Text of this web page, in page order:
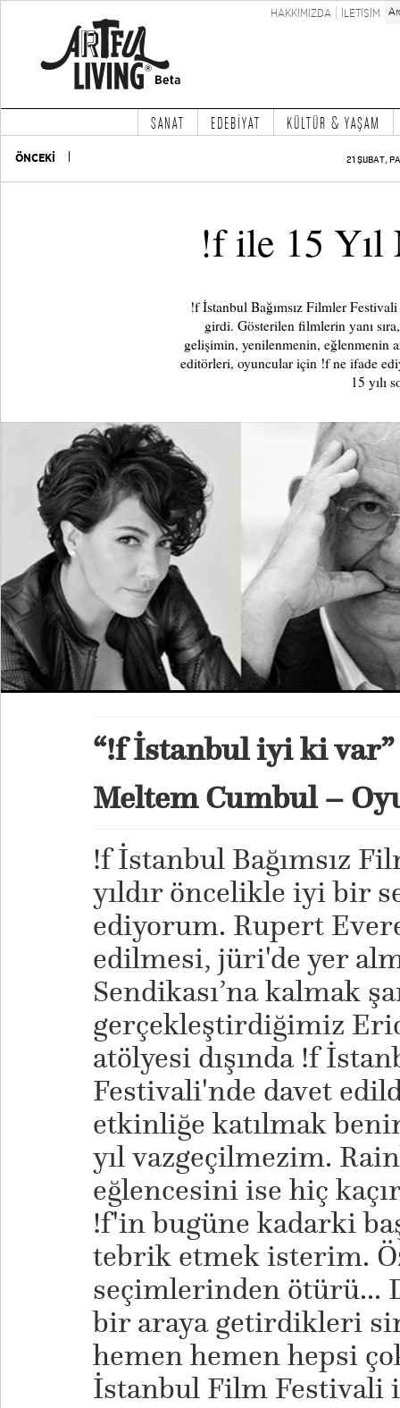
HAKKIMIZDA İLETİŞİM
SANAT EDEBİYAT KÜLTÜR & YAŞAM
ÖNCEKİ 21 ŞUBAT,
!f ile 15 Yıl
!f İstanbul Bağımsız Filmler
girdi. Gösterilen filmlerin yanı
gelişimin, yenilenmenin, eğlenmenin
editörleri, oyuncular için !f ne ifade
15 yılı
“!f İstanbul iyi ki var”
Meltem Cumbul –
!f İstanbul Bağımsız
yıldır öncelikle iyi bir
ediyorum. Rupert
edilmesi, jüri'de yer
Sendikası’na kalmak
gerçekleştirdiğimiz
atölyesi dışında !f
Festivali'nde davet
etkinliğe katılmak
yıl vazgeçilmezim.
eğlencesini ise hiç
!f'in bugüne kadarki
tebrik etmek isterim.
seçimlerinden ötürü...
bir araya getirdikleri
hemen hemen hepsi
İstanbul Film Festivali